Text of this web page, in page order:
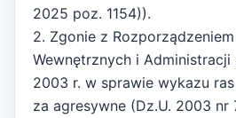
2025 poz. 1154)).
2. Zgonie z
Wewnętrznych i
2003 r. w sprawie wykazu
za agresywne (Dz.U. 2003 nr